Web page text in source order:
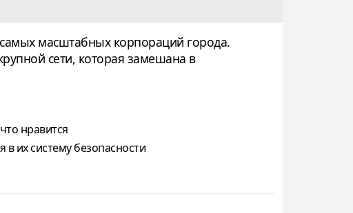
масштабных корпораций города.
сети, которая замешана в
нравится
их систему безопасности